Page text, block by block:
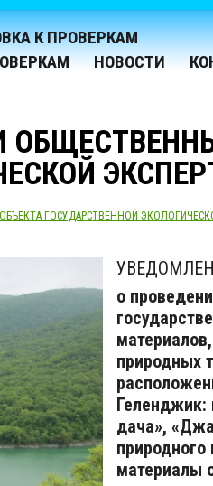
К ПРОВЕРКАМ
НОВОСТИ
ГОСУДАРСТВЕННОЙ
о
природных
Геленджик:
дача»,
материалы